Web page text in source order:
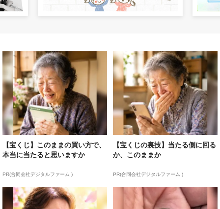
【宝くじ】このままの買い方で、
本当に当たると思いますか
PR(合同会社デジタルファーム )
【宝くじの裏技】当たる側に回る
か、このままか
PR(合同会社デジタルファーム )